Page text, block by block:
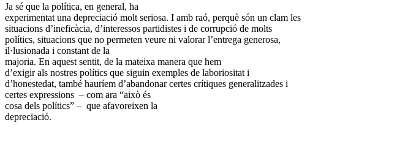
Ja sé que la política, en general, ha
experimentat una depreciació molt seriosa. I amb raó, perquè són un clam les
situacions d’ineficàcia, d’interessos partidistes i de corrupció de molts
polítics, situacions que no permeten veure ni valorar l’entrega generosa,
il·lusionada i constant de la
majoria. En aquest sentit, de la mateixa manera que hem
d’exigir als nostres polítics que siguin exemples de laboriositat i
d’honestedat, també hauríem d’abandonar certes crítiques generalitzades i
certes expressions – com ara “això és
cosa dels polítics” – que afavoreixen la
depreciació.